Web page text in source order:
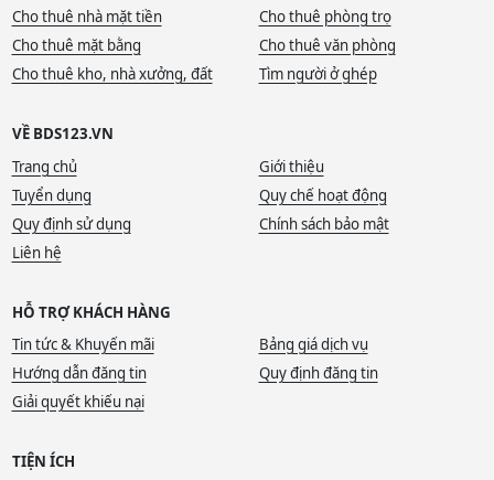
Cho thuê nhà mặt tiền
Cho thuê phòng trọ
Cho thuê mặt bằng
Cho thuê văn phòng
Cho thuê kho, nhà xưởng, đất
Tìm người ở ghép
VỀ BDS123.VN
Trang chủ
Giới thiệu
Tuyển dụng
Quy chế hoạt động
Quy định sử dụng
Chính sách bảo mật
Liên hệ
HỖ TRỢ KHÁCH HÀNG
Tin tức & Khuyến mãi
Bảng giá dịch vụ
Hướng dẫn đăng tin
Quy định đăng tin
Giải quyết khiếu nại
TIỆN ÍCH